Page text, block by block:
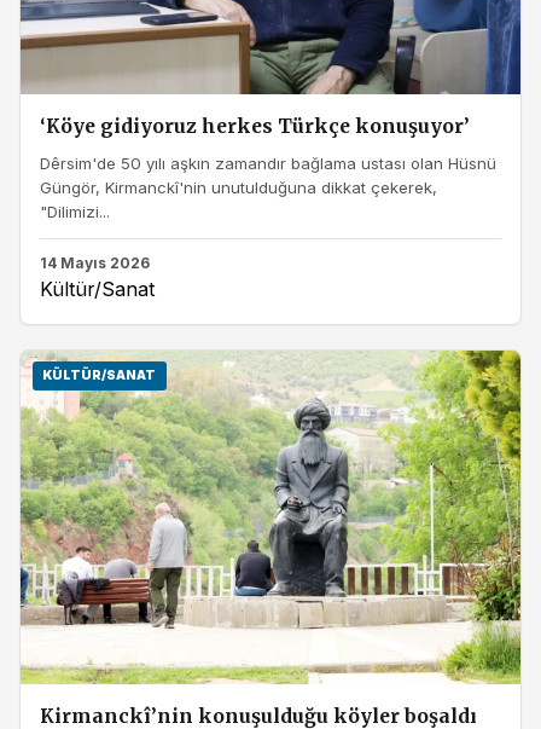
‘Köye gidiyoruz herkes Türkçe konuşuyor’
Dêrsim'de 50 yılı aşkın zamandır bağlama ustası olan Hüsnü
Güngör, Kirmanckî'nin unutulduğuna dikkat çekerek,
"Dilimizi...
14 Mayıs 2026
Kültür/Sanat
KÜLTÜR/SANAT
Kirmanckî’nin konuşulduğu köyler boşaldı